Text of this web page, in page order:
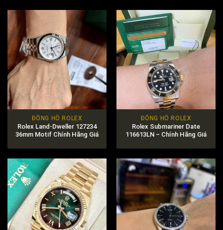
ĐỒNG HỒ ROLEX
Rolex Land-Dweller 127234
36mm Motif Chính Hãng Giá
ĐỒNG HỒ ROLEX
Rolex Submariner Date
116613LN – Chính Hãng Giá